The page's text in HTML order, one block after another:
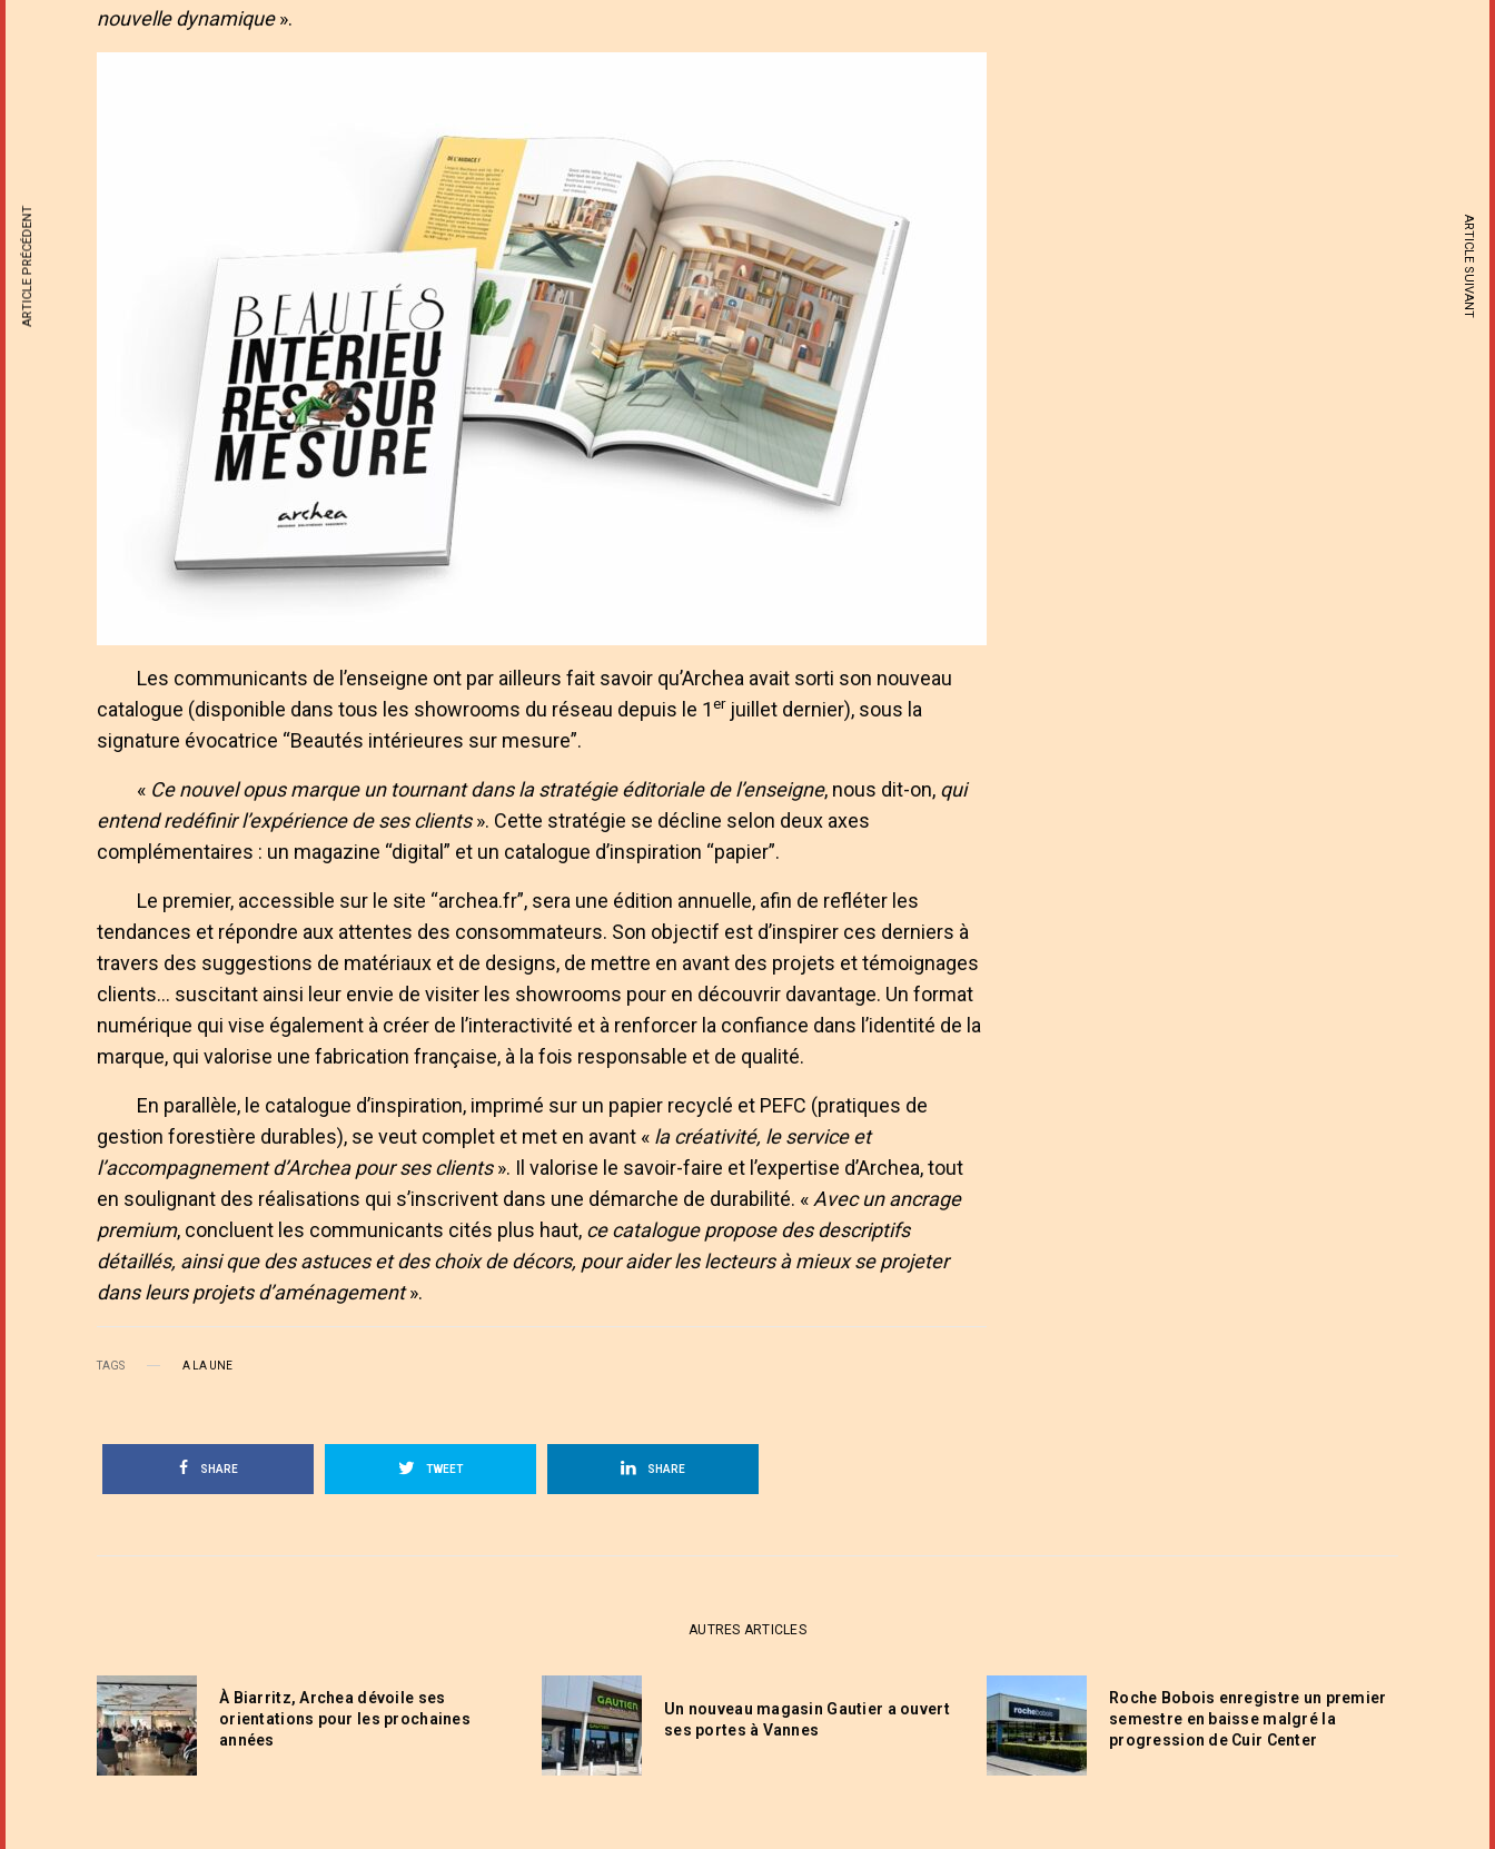
nouvelle dynamique».
Les communicants de l’enseigne ont par ailleurs fait savoir qu’Archea avait sorti son nouveau
catalogue (disponible dans tous les showrooms du réseau depuis le 1erjuillet dernier), sous la
signature évocatrice “Beautés intérieures sur mesure”.
« Ce nouvel opus marque un tournant dans la stratégie éditoriale de l’enseigne, nous dit-on, qui
entend redéfinir l’expérience de ses clients». Cette stratégie se décline selon deux axes
complémentaires : un magazine “digital” et un catalogue d’inspiration “papier”.
Le premier, accessible sur le site “archea.fr”, sera une édition annuelle, afin de refléter les
tendances et répondre aux attentes des consommateurs. Son objectif est d’inspirer ces derniers à
travers des suggestions de matériaux et de designs, de mettre en avant des projets et témoignages
clients… suscitant ainsi leur envie de visiter les showrooms pour en découvrir davantage. Un format
numérique qui vise également à créer de l’interactivité et à renforcer la confiance dans l’identité de la
marque, qui valorise une fabrication française, à la fois responsable et de qualité.
En parallèle, le catalogue d’inspiration, imprimé sur un papier recyclé et PEFC (pratiques de
gestion forestière durables), se veut complet et met en avant « la créativité, le service et
l’accompagnement d’Archea pour ses clients». Il valorise le savoir-faire et l’expertise d’Archea, tout
en soulignant des réalisations qui s’inscrivent dans une démarche de durabilité. « Avec un ancrage
premium, concluent les communicants cités plus haut, ce catalogue propose des descriptifs
détaillés, ainsi que des astuces et des choix de décors, pour aider les lecteurs à mieux se projeter
dans leurs projets d’aménagement».
TAGS A LA UNE
SHARE TWEET SHARE
ARTICLE PRÉCÉDENT ARTICLE SUIVANT
AUTRES ARTICLES
À Biarritz, Archea dévoile ses
orientations pour les prochaines
années
Un nouveau magasin Gautier a ouvert
ses portes à Vannes
Roche Bobois enregistre un premier
semestre en baisse malgré la
progression de Cuir Center